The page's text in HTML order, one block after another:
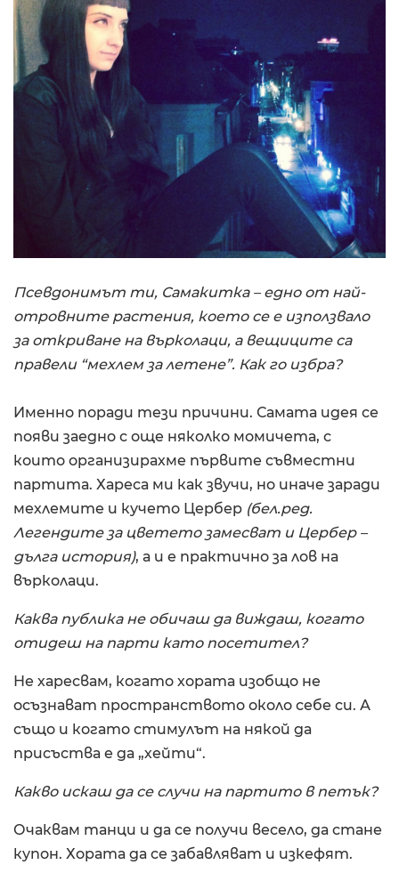
Псевдонимът ти, Самакитка – едно от най-
отровните растения, което се е използвало
за откриване на върколаци, а вещиците са
правели “мехлем за летене”. Как го избра?
Именно поради тези причини. Самата идея се
появи заедно с още няколко момичета, с
които организирахме първите съвместни
партита. Хареса ми как звучи, но иначе заради
мехлемите и кучето Цербер (бел.ред.
Легендите за цветето замесват и Цербер –
дълга история), а и е практично за лов на
върколаци.
Каква публика не обичаш да виждаш, когато
отидеш на парти като посетител?
Не харесвам, когато хората изобщо не
осъзнават пространството около себе си. А
също и когато стимулът на някой да
присъства е да „хейти“.
Какво искаш да се случи на партито в петък?
Очаквам танци и да се получи весело, да стане
купон. Хората да се забавляват и изкефят.